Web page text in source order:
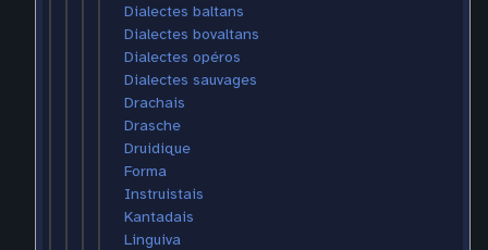
Dialectes baltans
Dialectes bovaltans
Dialectes opéros
Dialectes sauvages
Drachais
Drasche
Druidique
Forma
Instruistais
Kantadais
Linguiva